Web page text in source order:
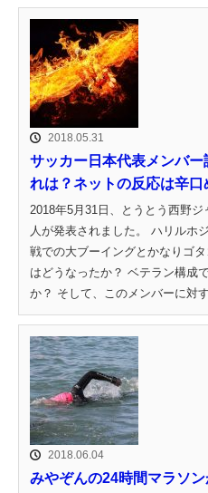
2018.05.31
サッカー日本代表メンバ
れは？ネットの反応は辛口
2018年5月31日、とうとう西野
人が発表されました。 ハリルホ
戦での大ブーイングとかなりゴ
はどうなったか？ ベテラン構成
か？ そして、このメンバーに対
2018.06.04
みやぞんの24時間マラソ